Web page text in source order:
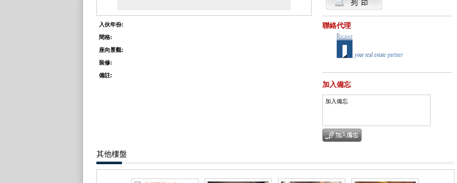
入伙年份:
間格:
座向景觀:
裝修:
備註:
聯絡代理
加入備忘
加入備忘
其他樓盤